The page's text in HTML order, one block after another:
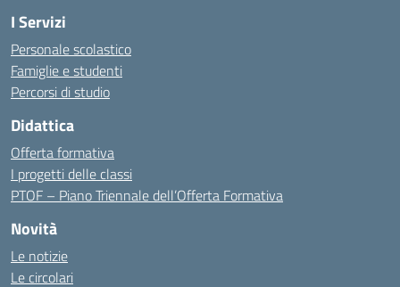
I Servizi
Personale scolastico
Famiglie e studenti
Percorsi di studio
Didattica
Offerta formativa
I progetti delle classi
PTOF – Piano Triennale dell’Offerta Formativa
Novità
Le notizie
Le circolari